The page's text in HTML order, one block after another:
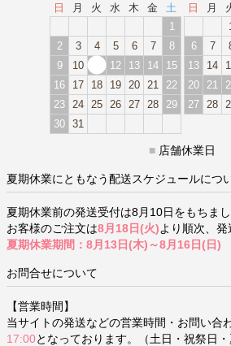
日
月 火 水 木 金
土
1
2
3 4 5 6 7
8
9
10 12 13 14
15
16
17 18 19 20 21
22
23
24 25 26 27 28
29
30 31
日
月
1
6
7
13
14
20
21
27
28
■ 店舗休業日
夏期休業にともなう配送スケジュールにつ
夏期休業前の発送受付は8月10日をもちま
お客様のご注文は8月18日(火) より順次、発
夏期休業期間：8月13日(木)～8月16日(日)
お問合せについて
【営業時間】
当サイトの発送などの営業時間・お問い合
17:00となっております。（土日・祝祭日